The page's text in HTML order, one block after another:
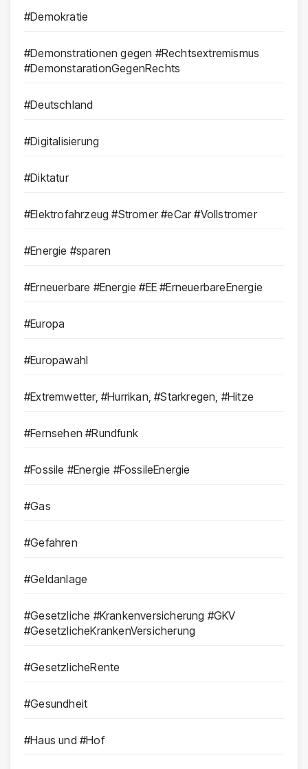
#Demokratie
#Demonstrationen gegen #Rechtsextremismus
#DemonstarationGegenRechts
#Deutschland
#Digitalisierung
#Diktatur
#Elektrofahrzeug #Stromer #eCar #Vollstromer
#Energie #sparen
#Erneuerbare #Energie #EE #ErneuerbareEnergie
#Europa
#Europawahl
#Extremwetter, #Hurrikan, #Starkregen, #Hitze
#Fernsehen #Rundfunk
#Fossile #Energie #FossileEnergie
#Gas
#Gefahren
#Geldanlage
#Gesetzliche #Krankenversicherung #GKV
#GesetzlicheKrankenVersicherung
#GesetzlicheRente
#Gesundheit
#Haus und #Hof